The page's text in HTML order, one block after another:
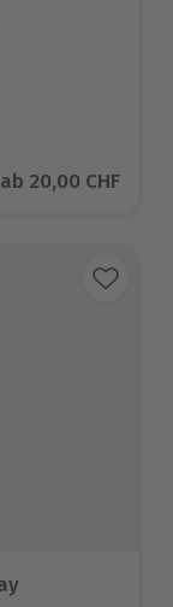
Aktueller Preis
ab 20,00 CHF